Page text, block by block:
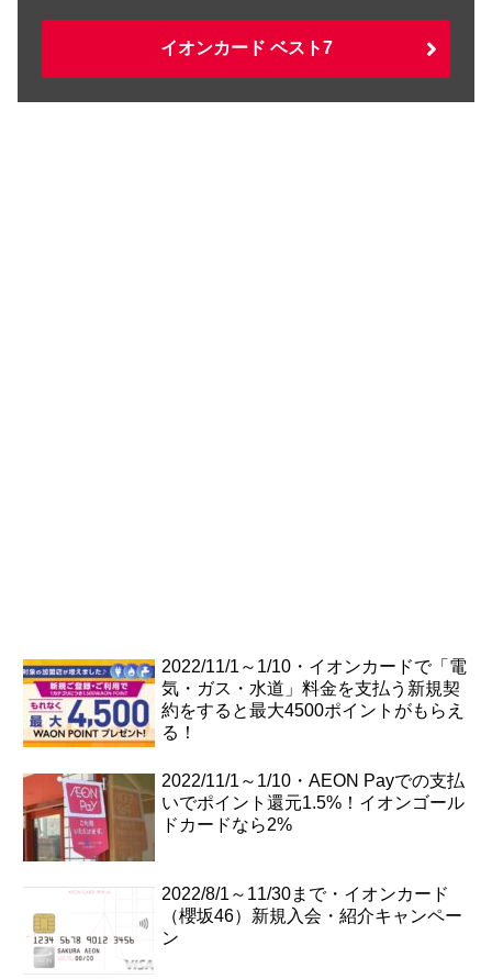
イオンカード ベスト7
2022/11/1～1/10・イオンカードで「電
気・ガス・水道」料金を支払う新規契
約をすると最大4500ポイントがもらえ
る！
2022/11/1～1/10・AEON Payでの支払
いでポイント還元1.5%！イオンゴール
ドカードなら2%
2022/8/1～11/30まで・イオンカード
（櫻坂46）新規入会・紹介キャンペー
ン